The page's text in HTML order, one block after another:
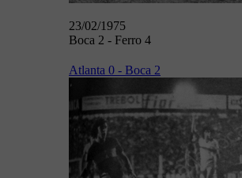
23/02/1975
Boca 2 - Ferro 4
Atlanta 0 - Boca 2